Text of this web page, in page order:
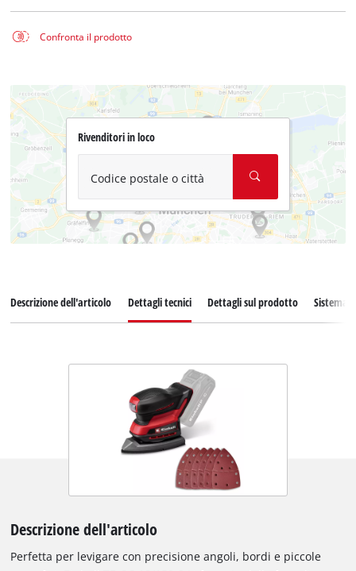
Confronta il prodotto
Rivenditori in loco
Codice postale o città
Descrizione dell'articolo Dettagli tecnici Dettagli sul prodotto Sistema
Descrizione dell'articolo
Perfetta per levigare con precisione angoli, bordi e piccole